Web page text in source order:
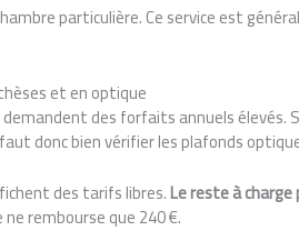
particulière. Ce service est
et en optique
des forfaits annuels
donc bien vérifier les plafonds
des tarifs libres.Le reste à
rembourse que 240 €.